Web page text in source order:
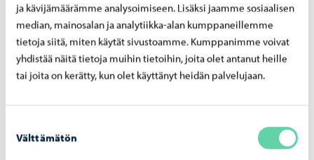
ja kävijämäärämme analysoimiseen. Lisäksi jaamme sosiaalisen
median, mainosalan ja analytiikka-alan kumppaneillemme
tietoja siitä, miten käytät sivustoamme. Kumppanimme voivat
yhdistää näitä tietoja muihin tietoihin, joita olet antanut heille
tai joita on kerätty, kun olet käyttänyt heidän palvelujaan.
valinta
Välttämätön
30.01.2026
Taidetehtaan tiloja on nyt mahdollista vuokrata
yhteisöhinnoilla
Taidetehtaan tilojen hallinnointi siirtyi vuoden 2026 alussa
saleja, kokoushuoneita ja lämpiöitä on mahdollista